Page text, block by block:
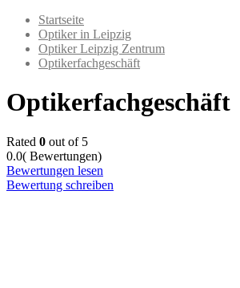
Startseite
Optiker in Leipzig
Optiker Leipzig Zentrum
Optikerfachgeschäft
Optikerfachgeschäft
Rated 0 out of 5
0.0( Bewertungen)
Bewertungen lesen
Bewertung schreiben